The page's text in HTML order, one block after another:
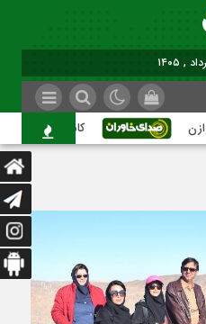
کاشمر؛ عبور از